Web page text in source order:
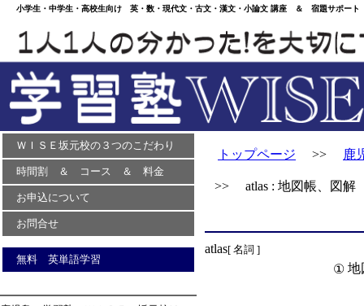
小学生・中学生・高校生向け 英・数・現代文・古文・漢文・小論文 講座 ＆ 宿題サポー
ＷＩＳＥ坂元校の３つのこだわり
時間割 ＆ コース ＆ 料金
お申込について
お問合せ
無料 英単語学習
トップページ >> 鹿
>> atlas : 地図帳、図解
atlas[ 名詞 ]
① 地